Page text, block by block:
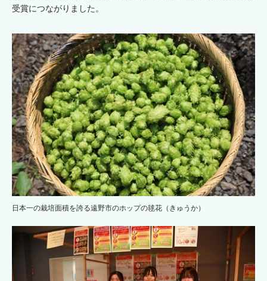
受賞につながりました。
日本一の栽培面積を誇る遠野市のホップの毬花（きゅうか）